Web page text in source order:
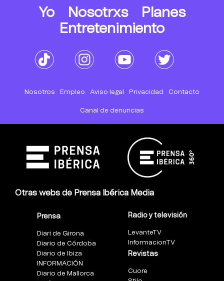
Yo Nosotrxs
Planes
Entretenimiento
Nosotros Empleo Aviso legal Privacidad Contacto
Canal de denuncias
Otras webs de Prensa Ibérica Media
Prensa
Diari de Girona
Diario de Córdoba
Diario de Ibiza
INFORMACIÓN
Diario de Mallorca
Radio y televisión
LevanteTV
InformacionTV
Revistas
Cuore